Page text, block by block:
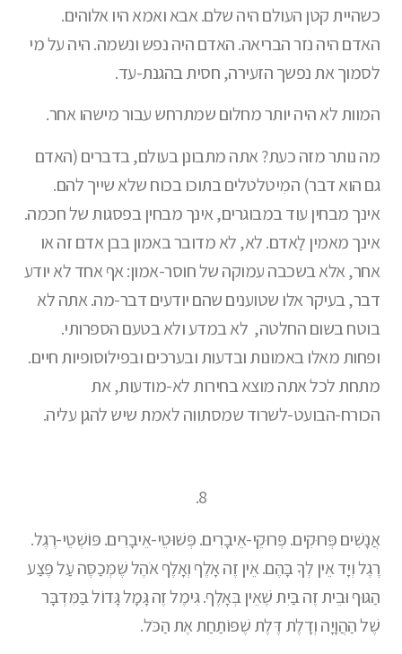
כשהיית קטן העולם היה שלם. אבא ואמא היו אלוהים.
האדם היה נזר הבריאה. האדם היה נפש ונשמה. היה על מי
לסמוך את נפשך הזעירה, חסית בהגנת-עד.
המוות לא היה יותר מחלום שמתרחש עבור מישהו אחר.
מה נותר מזה כעת? אתה מתבונן בעולם, בדברים (האדם
גם הוא דבר) המִיטלטלים בתוכו בכוח שלא שייך להם.
אינך מבחין עוד במבוגרים, אינך מבחין בפסגות של חכמה.
אינך מאמין לַאדם. לא, לא מדובר באמון בבן אדם זה או
אחר, אלא בשכבה עמוקה של חוסר-אמון: אף אחד לא יודע
דבר, בעיקר אלו שטוענים שהם יודעים דבר-מה. אתה לא
בוטח בשום החלטה, לא במדע ולא בטעם הספרותי.
ופחות מאלו באמונות ובדעות ובערכים ובפילוסופיות חיים.
מתחת לכל אתה מוצא בחירות לא-מודעות, את
הכורח-הבועט-לשרוד שמסתווה לאמת שיש להגן עליה.
8.
אֲנָשִׁים פְּרוּקִים. פְּרוּקֵי-אֵיבָרִים. פְּשׁוּטֵי-אֵיבָרִים. פּוֹשְׁטֵי-רֶגֶל.
רֶגֶל וְיָד אֵין לְךָ בָּהֶם. אֵין זֶה אָלֶף וְאָלֶף אֹהֶל שֶׁמְּכַסֶּה עַל פֶּצַע
הַגּוּף וּבֵית זֶה בַּיִת שֶׁאֵין בְּאָלֶף. גִּימֶל זֶה גָּמָל גָּדוֹל בַּמִּדְבָּר
שֶׁל הַהֲוָיָה וְדָלֶת דֶּלֶת שֶׁפּוֹתַחַת אֶת הַכֹּל.